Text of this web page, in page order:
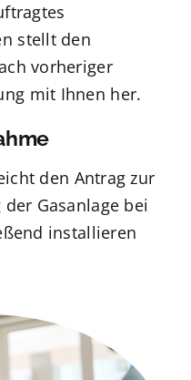
stellt den
vorheriger
mit Ihnen her.
den Antrag zur
Gasanlage bei
installieren